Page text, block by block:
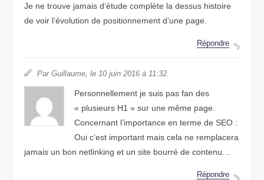
Je ne trouve jamais d’étude complète la dessus histoire
de voir l’évolution de positionnement d’une page.
Répondre
Par Guillaume, le 10 juin 2016 à 11:32.
Personnellement je suis pas fan des
« plusieurs H1 » sur une même page.
Concernant l’importance en terme de SEO :
Oui c’est important mais cela ne remplacera
jamais un bon netlinking et un site bourré de contenu…
Répondre